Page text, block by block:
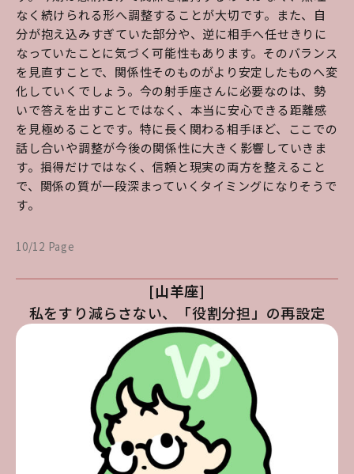
なく続けられる形へ調整することが大切です。また、自
分が抱え込みすぎていた部分や、逆に相手へ任せきりに
なっていたことに気づく可能性もあります。そのバランス
を見直すことで、関係性そのものがより安定したものへ変
化していくでしょう。今の射手座さんに必要なのは、勢
いで答えを出すことではなく、本当に安心できる距離感
を見極めることです。特に長く関わる相手ほど、ここでの
話し合いや調整が今後の関係性に大きく影響していきま
す。損得だけではなく、信頼と現実の両方を整えること
で、関係の質が一段深まっていくタイミングになりそうで
す。
10/12 Page
[山羊座]
私をすり減らさない、「役割分担」の再設定